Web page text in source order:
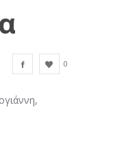
0